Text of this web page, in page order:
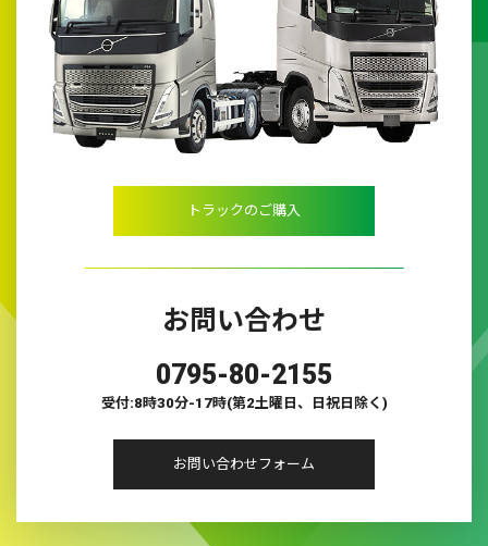
トラックのご購入
お問い合わせ
0795-80-2155
受付:8時30分-17時(第2土曜日、日祝日除く)
お問い合わせフォーム